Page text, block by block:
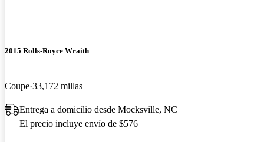
2015 Rolls-Royce Wraith
Coupe 33,172 millas
Entrega a domicilio desde Mocksville, NC
El precio incluye envío de $576